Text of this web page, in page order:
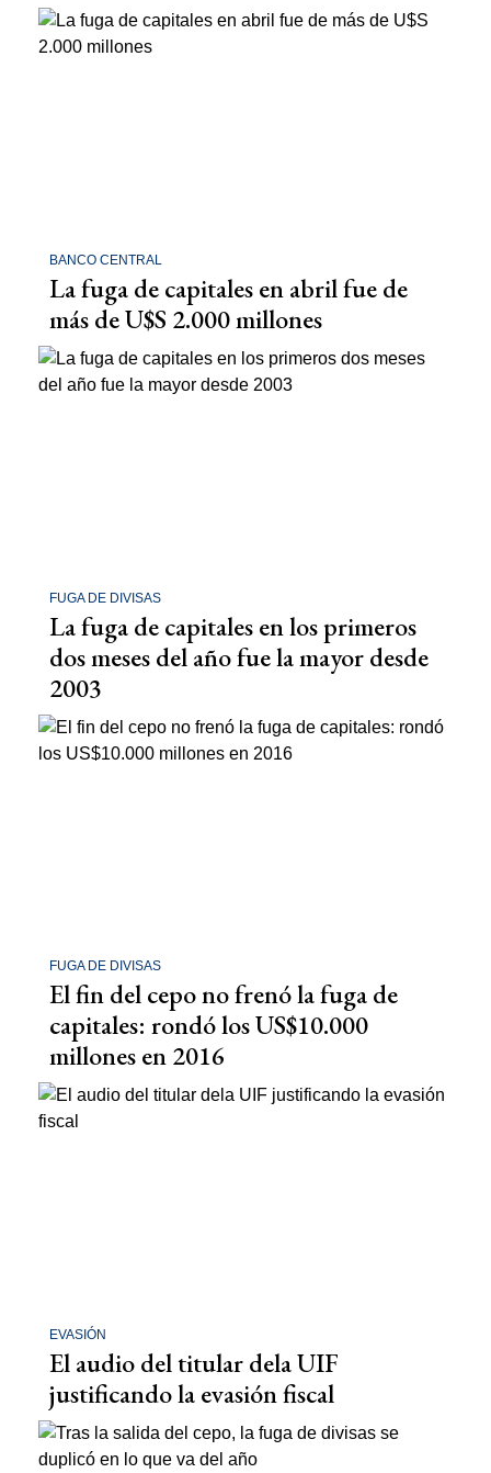
BANCO CENTRAL
La fuga de capitales en abril fue de
más de U$S 2.000 millones
FUGA DE DIVISAS
La fuga de capitales en los primeros
dos meses del año fue la mayor desde
2003
FUGA DE DIVISAS
El fin del cepo no frenó la fuga de
capitales: rondó los US$10.000
millones en 2016
EVASIÓN
El audio del titular dela UIF
justificando la evasión fiscal